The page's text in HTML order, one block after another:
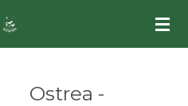
Ostrea -